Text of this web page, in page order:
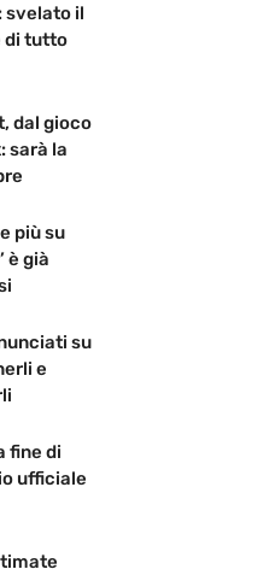
svelato il
di tutto
dal gioco
sarà la
più su
è già
su
e
fine di
ufficiale